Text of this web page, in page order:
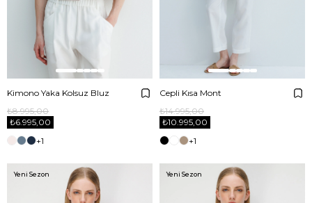
Kimono Yaka Kolsuz Bluz
₺6.995,00
₺8.995,00
+1
Cepli Kısa Mont
₺10.995,00
₺14.995,00
+1
Yeni Sezon Yeni Sezon